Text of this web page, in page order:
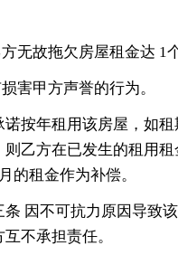
无故拖欠房屋租金达 1
害甲方声誉的行为。
诺按年租用该房屋，如
则乙方在已发生的租用
的租金作为补偿。
条 因不可抗力原因导致
不承担责任。